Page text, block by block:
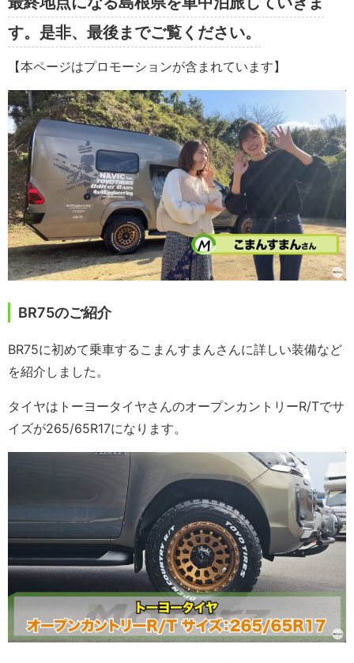
す。是非、最後までご覧ください。
【本ページはプロモーションが含まれています】
BR75のご紹介
BR75に初めて乗車するこまんすまんさんに詳しい装備など
を紹介しました。
タイヤはトーヨータイヤさんのオープンカントリーR/Tでサ
イズが265/65R17になります。